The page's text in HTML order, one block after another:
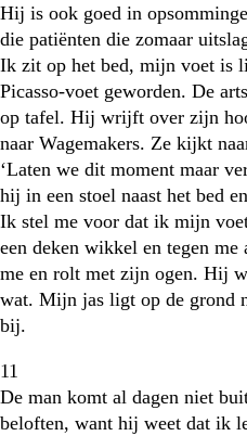
Hij is ook goed in
die patiënten die zomaar
Ik zit op het bed, mijn voet is
Picasso-voet geworden. De
op tafel. Hij wrijft over zijn
naar Wagemakers. Ze kijkt
‘Laten we dit moment maar
hij in een stoel naast het bed
Ik stel me voor dat ik mijn
een deken wikkel en tegen
me en rolt met zijn ogen. Hij
wat. Mijn jas ligt op de grond
bij.
11
De man komt al dagen niet
beloften, want hij weet dat ik